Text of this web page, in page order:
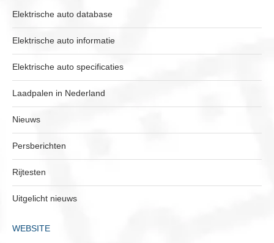
Elektrische auto database
Elektrische auto informatie
Elektrische auto specificaties
Laadpalen in Nederland
Nieuws
Persberichten
Rijtesten
Uitgelicht nieuws
WEBSITE